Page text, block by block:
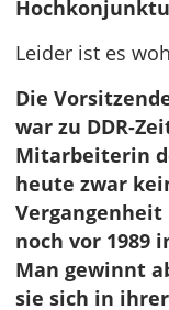
Leider ist es
Die
war zu DDR-
Mitarbeiterin
heute zwar
Vergangenheit
noch vor 1989
Man gewinnt
sie sich in